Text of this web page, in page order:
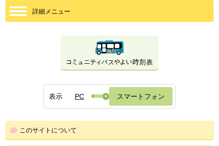
詳細メニュー
表示 PC スマートフォン
このサイトについて